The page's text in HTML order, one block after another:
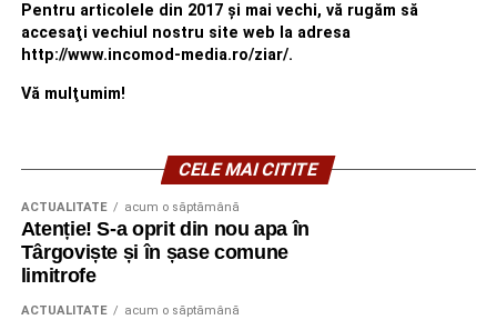
Pentru articolele din 2017 şi mai vechi, vă rugăm să
accesaţi vechiul nostru site web la adresa
http://www.incomod-media.ro/ziar/.
Vă mulţumim!
CELE MAI CITITE
ACTUALITATE acum o săptămână
Atenție! S-a oprit din nou apa în
Târgoviște și în șase comune
limitrofe
ACTUALITATE acum o săptămână